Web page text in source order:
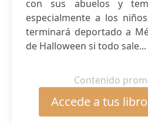
con sus abuelos y
especialmente a los
terminará deportado a
de Halloween si todo sale...
Contenido
Accede a tus